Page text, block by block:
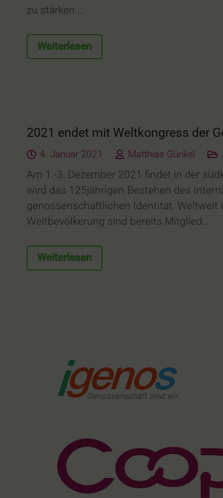
zu stärken.…
Weiterlesen
2021 endet mit Weltkongress der
4. Januar 2021 Matthias Günkel
Am 1.-3. Dezember 2021 findet in der
wird das 125jährigen Bestehen des
genossenschaftlichen Identität. Weltweit
Weltbevölkerung sind bereits Mitglied…
Weiterlesen